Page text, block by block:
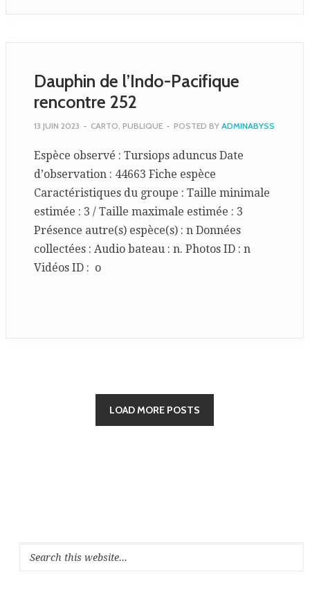
Dauphin de l’Indo-Pacifique
rencontre 252
13 JUIN 2023 - CARTO, PUBLIQUE - POSTED BY ADMINABYSS
Espèce observé : Tursiops aduncus Date
d’observation : 44663 Fiche espèce
Caractéristiques du groupe : Taille minimale
estimée : 3 / Taille maximale estimée : 3
Présence autre(s) espèce(s) : n Données
collectées : Audio bateau : n. Photos ID : n
Vidéos ID : o
LOAD MORE POSTS